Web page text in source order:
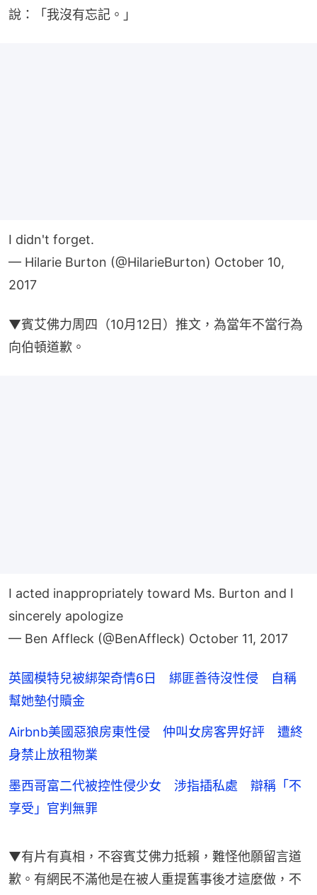
說：「我沒有忘記。」
I didn't forget.
— Hilarie Burton (@HilarieBurton) October 10,
2017
▼賓艾佛力周四（10月12日）推文，為當年不當行為
向伯頓道歉。
I acted inappropriately toward Ms. Burton and I
sincerely apologize
— Ben Affleck (@BenAffleck) October 11, 2017
英國模特兒被綁架奇情6日 綁匪善待沒性侵 自稱
幫她墊付贖金
Airbnb美國惡狼房東性侵 仲叫女房客畀好評 遭終
身禁止放租物業
墨西哥富二代被控性侵少女 涉指插私處 辯稱「不
享受」官判無罪
▼有片有真相，不容賓艾佛力抵賴，難怪他願留言道
歉。有網民不滿他是在被人重提舊事後才這麼做，不